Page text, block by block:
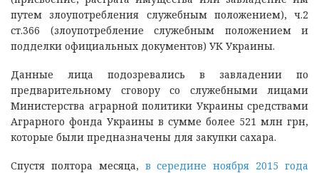
путем злоупотребления служебным положением), ч.2
ст.366 (злоупотребление служебным положением и
подделки официальных документов) УК Украины.
Данные лица подозревались в завладении по
предварительному сговору со служебными лицами
Министерства аграрной политики Украины средствами
Аграрного фонда Украины в сумме более 521 млн грн,
которые были предназначены для закупки сахара.
Спустя полтора месяца, в середине ноября 2015 года